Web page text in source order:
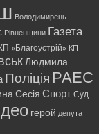
Володимирець
Газета
КП «Благоустрій» КП
Людмила
Поліція РАЕС
Сесія Спорт Суд
герой депутат